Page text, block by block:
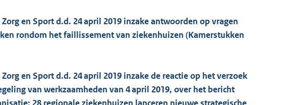
en Sport d.d. 24 april 2019 inzake antwoorden op vragen
rondom het faillissement van ziekenhuizen (Kamerstukken
en Sport d.d. 24 april 2019 inzake de reactie op het verzoek
van werkzaamheden van 4 april 2019, over het bericht
28 regionale ziekenhuizen lanceren nieuwe strategische